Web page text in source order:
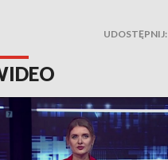
UDOSTĘPNIJ: